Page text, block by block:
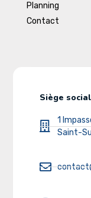
Planning
Contact
Siège social
1
Saint-